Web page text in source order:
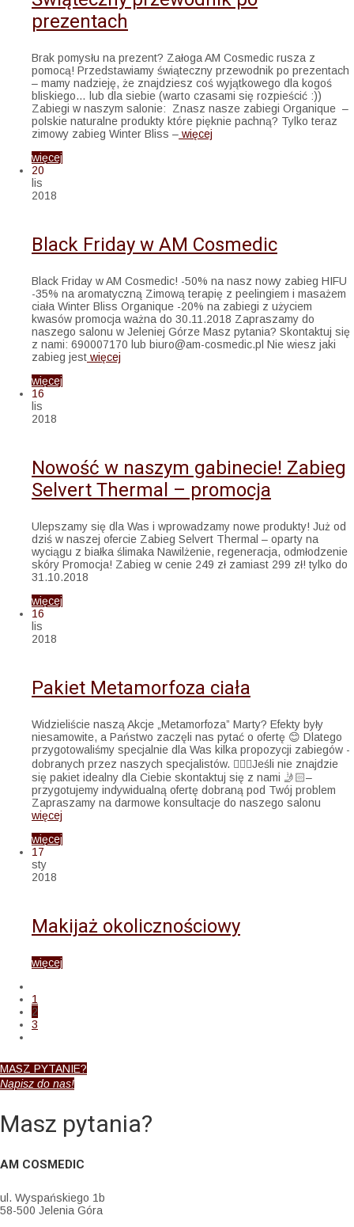
prezentach
Brak pomysłu na prezent? Załoga AM Cosmedic rusza z
pomocą! Przedstawiamy świąteczny przewodnik po prezentach
– mamy nadzieję, że znajdziesz coś wyjątkowego dla kogoś
bliskiego… lub dla siebie (warto czasami się rozpieścić :))
Zabiegi w naszym salonie: Znasz nasze zabiegi Organique –
polskie naturalne produkty które pięknie pachną? Tylko teraz
zimowy zabieg Winter Bliss – więcej
więcej
20
lis
2018
Black Friday w AM Cosmedic
Black Friday w AM Cosmedic! -50% na nasz nowy zabieg HIFU
-35% na aromatyczną Zimową terapię z peelingiem i masażem
ciała Winter Bliss Organique -20% na zabiegi z użyciem
kwasów promocja ważna do 30.11.2018 Zapraszamy do
naszego salonu w Jeleniej Górze Masz pytania? Skontaktuj się
z nami: 690007170 lub biuro@am-cosmedic.pl Nie wiesz jaki
zabieg jest więcej
więcej
16
lis
2018
Nowość w naszym gabinecie! Zabieg
Selvert Thermal – promocja
Ulepszamy się dla Was i wprowadzamy nowe produkty! Już od
dziś w naszej ofercie Zabieg Selvert Thermal – oparty na
wyciągu z białka ślimaka Nawilżenie, regeneracja, odmłodzenie
skóry Promocja! Zabieg w cenie 249 zł zamiast 299 zł! tylko do
31.10.2018
więcej
16
lis
2018
Pakiet Metamorfoza ciała
Widzieliście naszą Akcje „Metamorfoza” Marty? Efekty były
niesamowite, a Państwo zaczęli nas pytać o ofertę 😊 Dlatego
przygotowaliśmy specjalnie dla Was kilka propozycji zabiegów -
dobranych przez naszych specjalistów. 👩🏼‍⚕️Jeśli nie znajdzie
się pakiet idealny dla Ciebie skontaktuj się z nami 🤳🏻–
przygotujemy indywidualną ofertę dobraną pod Twój problem
Zapraszamy na darmowe konsultacje do naszego salonu
więcej
więcej
17
sty
2018
Makijaż okolicznościowy
więcej
1
2
3
MASZ PYTANIE?
Napisz do nas!
Masz pytania?
AM COSMEDIC
ul. Wyspańskiego 1b
58-500 Jelenia Góra